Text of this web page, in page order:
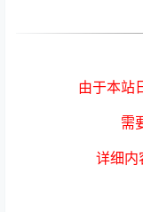
由于本站
需
详细内